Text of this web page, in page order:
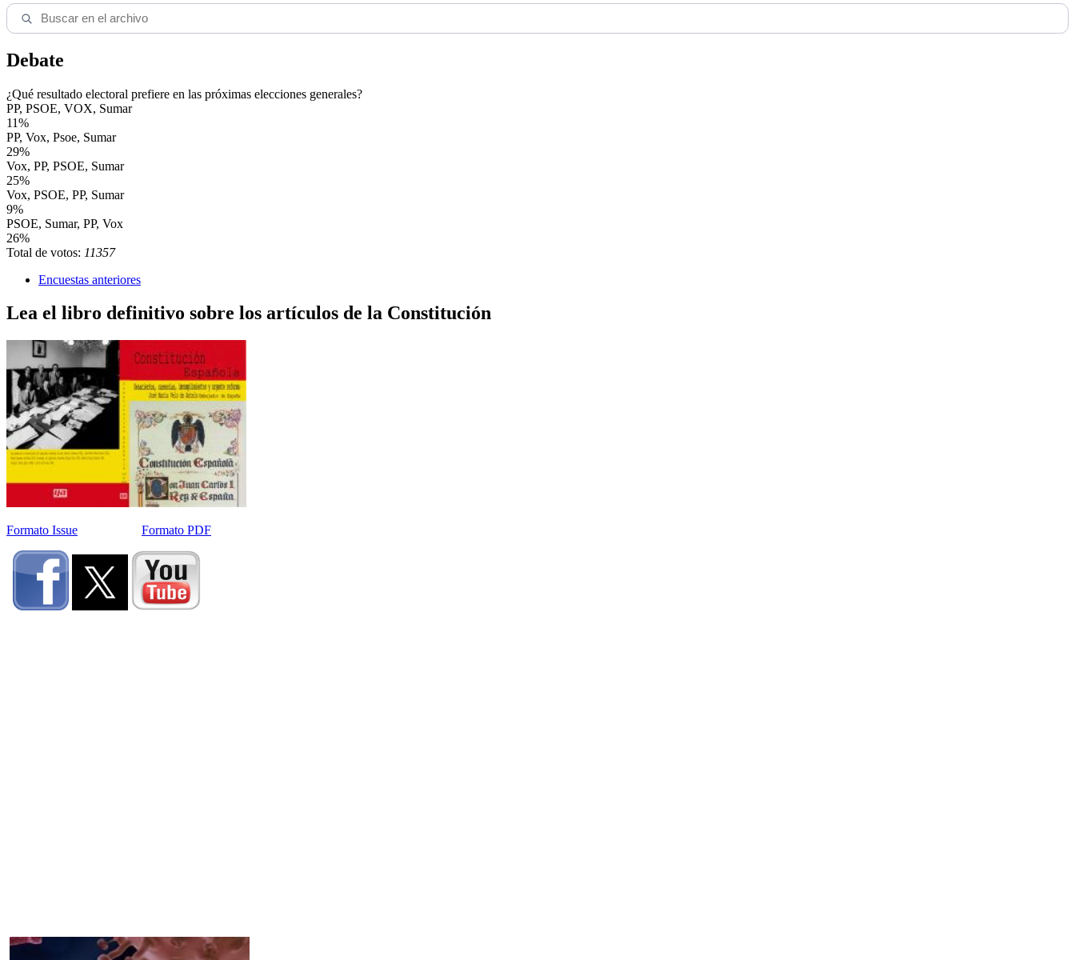
Debate
¿Qué resultado electoral prefiere en las próximas elecciones generales?
PP, PSOE, VOX, Sumar
11%
PP, Vox, Psoe, Sumar
29%
Vox, PP, PSOE, Sumar
25%
Vox, PSOE, PP, Sumar
9%
PSOE, Sumar, PP, Vox
26%
Total de votos: 11357
Encuestas anteriores
Lea el libro definitivo sobre los artículos de la Constitución
Formato Issue Formato PDF